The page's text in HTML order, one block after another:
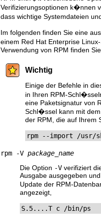
Verifizierungsoptionen k�nnen
dass wichtige Systemdateien
Im folgenden finden Sie eine
einem Red Hat Enterprise
Verwendung von RPM finden
Wichtig
Einige der Befehle in
in Ihren RPM-
eine Paketsignatur von
Schl�ssel kann mit
der RPM, die auf Ihrem
rpm --import /usr/
rpm -V package_name
Die Option -V verifiziert
Ausgabe ausgegeben
Update der RPM-
angezeigt,
S.5....T c /bin/ps